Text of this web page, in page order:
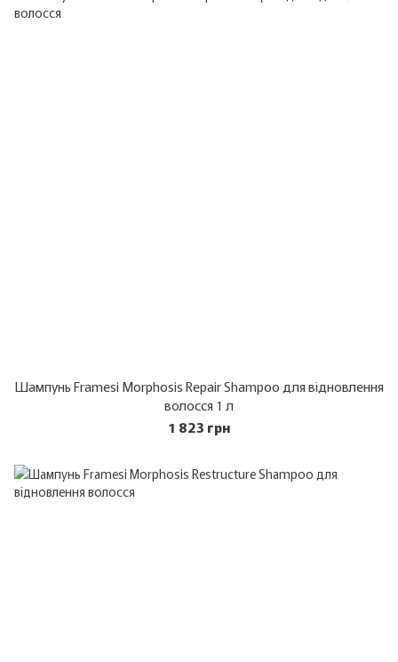
Шампунь Framesi Morphosis Repair Shampoo для відновлення
волосся 1 л
1 823 грн